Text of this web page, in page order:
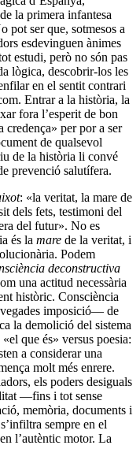
la primera infantesa
pot ser que, sotmesos a
esdevinguen ànimes
estudi, però no són pas
lògica, descobrir-los les
en el sentit contrari
Entrar a la història, la
fora l’esperit de bon
credença» per por a ser
de qualsevol
de la història li convé
prevenció salutífera.
: «la veritat, la mare de
dels fets, testimoni del
del futur». No es
és la mare de la veritat, i
Podem
deconstructiva
una actitud necessària
històric. Consciència
imposició— de
la demolició del sistema
que és» versus poesia:
a considerar una
molt més enrere.
els poders desiguals
—fins i tot sense
memòria, documents i
sempre en el
l’autèntic motor. La